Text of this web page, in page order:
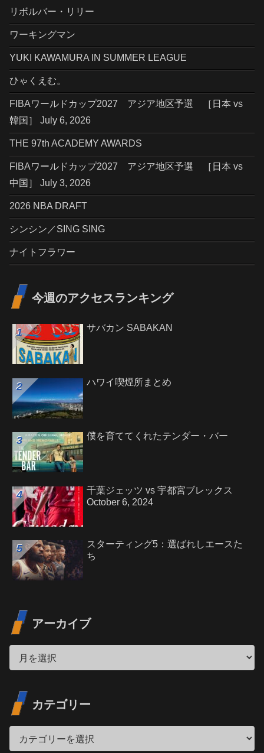
リボルバー・リリー
ワーキングマン
YUKI KAWAMURA IN SUMMER LEAGUE
ひゃくえむ。
FIBAワールドカップ2027 アジア地区予選 ［日本 vs
韓国］ July 6, 2026
THE 97th ACADEMY AWARDS
FIBAワールドカップ2027 アジア地区予選 ［日本 vs
中国］ July 3, 2026
2026 NBA DRAFT
シンシン／SING SING
ナイトフラワー
今週のアクセスランキング
サバカン SABAKAN
ハワイ喫煙所まとめ
僕を育ててくれたテンダー・バー
千葉ジェッツ vs 宇都宮ブレックス
October 6, 2024
スターティング5：選ばれしエースた
ち
アーカイブ
カテゴリー